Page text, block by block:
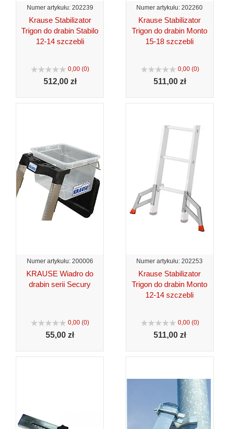
Numer artykułu: 202239
Krause Stabilizator
Trigon do drabin Stabilo
12-14 szczebli
0,00 (0)
512,00 zł
Numer artykułu: 202260
Krause Stabilizator
Trigon do drabin Monto
15-18 szczebli
0,00 (0)
511,00 zł
Numer artykułu: 200006
KRAUSE Wiadro do
drabin serii Secury
0,00 (0)
55,00 zł
Numer artykułu: 202253
Krause Stabilizator
Trigon do drabin Monto
12-14 szczebli
0,00 (0)
511,00 zł